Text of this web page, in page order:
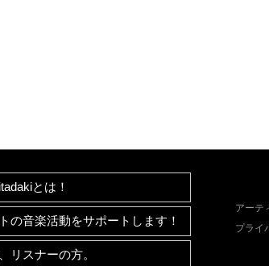
とは！
の音楽活動をサポートします！
リスナーの方。
アーテ
プライ